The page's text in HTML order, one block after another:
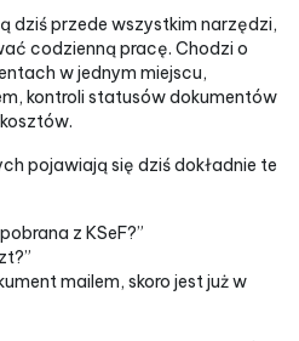
dziś przede wszystkim narzędzi,
codzienną pracę. Chodzi o
w jednym miejscu,
kontroli statusów dokumentów
pojawiają się dziś dokładnie te
z KSeF?”
mailem, skoro jest już w